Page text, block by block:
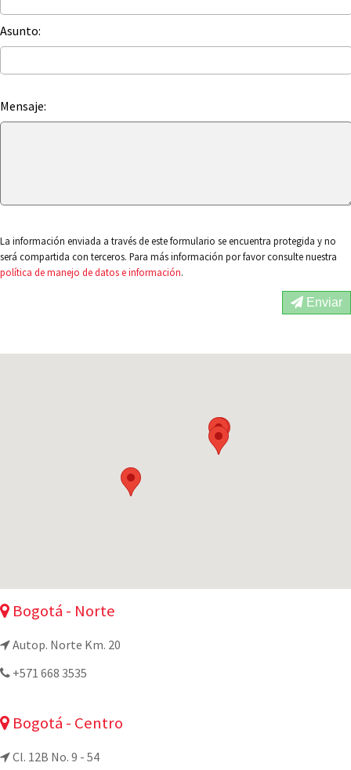
Asunto:
Mensaje:
La información enviada a través de este formulario se encuentra protegida y no
será compartida con terceros. Para más información por favor consulte nuestra
política de manejo de datos e información.
Enviar
Bogotá - Norte
Autop. Norte Km. 20
+571 668 3535
Bogotá - Centro
Cl. 12B No. 9 - 54